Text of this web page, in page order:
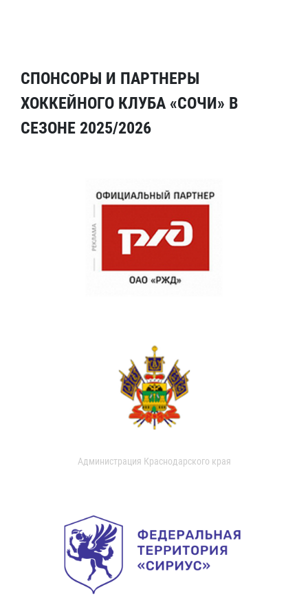
СПОНСОРЫ И ПАРТНЕРЫ
ХОККЕЙНОГО КЛУБА «СОЧИ» В
СЕЗОНЕ 2025/2026
Администрация Краснодарского края